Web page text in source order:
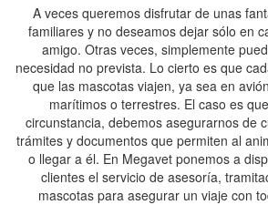
A veces queremos disfrutar de unas
familiares y no deseamos dejar sólo en
amigo. Otras veces, simplemente
necesidad no prevista. Lo cierto es que
que las mascotas viajen, ya sea en
marítimos o terrestres. El caso es
circunstancia, debemos asegurarnos de
trámites y documentos que permiten al
o llegar a él. En Megavet ponemos a
clientes el servicio de asesoría,
mascotas para asegurar un viaje con